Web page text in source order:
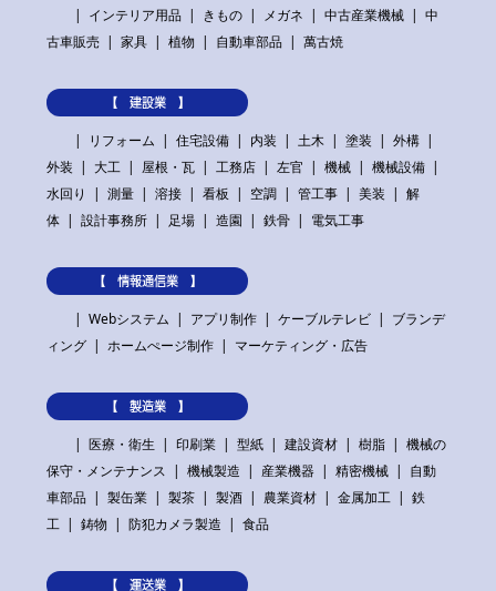
インテリア用品
きもの メガネ 中古産業機械
中
古車販売
家具 植物 自動車部品 萬古焼
【 建設業 】
リフォーム
住宅設備 内装 土木 塗装
外構
外装
大工 屋根・瓦 工務店 左官 機械
機械設備
水回り
測量 溶接 看板 空調 管工事 美装
解
体
設計事務所 足場 造園 鉄骨 電気工事
【 情報通信業 】
Webシステム
アプリ制作 ケーブルテレビ
ブランデ
ィング
ホームぺージ制作 マーケティング・広告
【 製造業 】
医療・衛生
印刷業 型紙 建設資材 樹脂
機械の
保守・メンテナンス
機械製造 産業機器 精密機械
自動
車部品
製缶業 製茶 製酒 農業資材 金属加工
鉄
工
鋳物 防犯カメラ製造 食品
【 運送業 】